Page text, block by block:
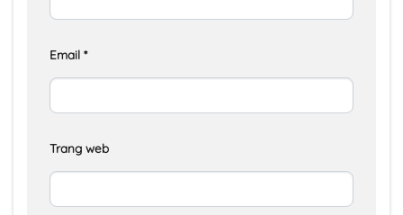
Email *
Trang web